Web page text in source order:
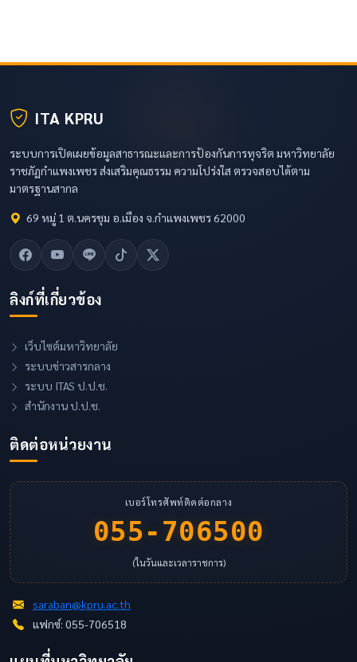
ITA KPRU
ระบบการเปิดเผยข้อมูลสาธารณะและการป้องกันการทุจริต มหาวิทยาลัย
ราชภัฏกำแพงเพชร ส่งเสริมคุณธรรม ความโปร่งใส ตรวจสอบได้ตาม
มาตรฐานสากล
69 หมู่ 1 ต.นครชุม อ.เมือง จ.กำแพงเพชร 62000
ลิงก์ที่เกี่ยวข้อง
เว็บไซต์มหาวิทยาลัย
ระบบข่าวสารกลาง
ระบบ ITAS ป.ป.ช.
สำนักงาน ป.ป.ช.
ติดต่อหน่วยงาน
เบอร์โทรศัพท์ติดต่อกลาง
055-706500
(ในวันและเวลาราชการ)
saraban@kpru.ac.th
แฟกซ์: 055-706518